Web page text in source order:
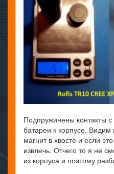
Подпружинены контакты
батареи к корпусе.
магнит в хвосте и если
извлечь. Отчего то я не
из корпуса и поэтому